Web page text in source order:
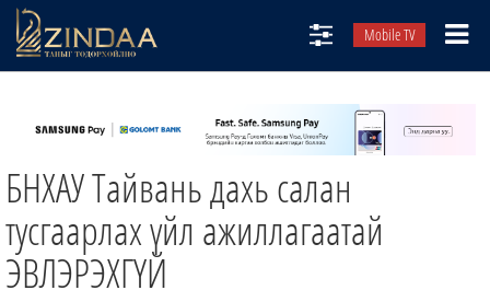
Mobile TV
ТВ8
ӨГЛӨӨНИЙ СОНИН
ЗИНДАА СЭТГҮҮЛ
БНХАУ Тайвань дахь салан
тусгаарлах үйл ажиллагаатай
ЭВЛЭРЭХГҮЙ